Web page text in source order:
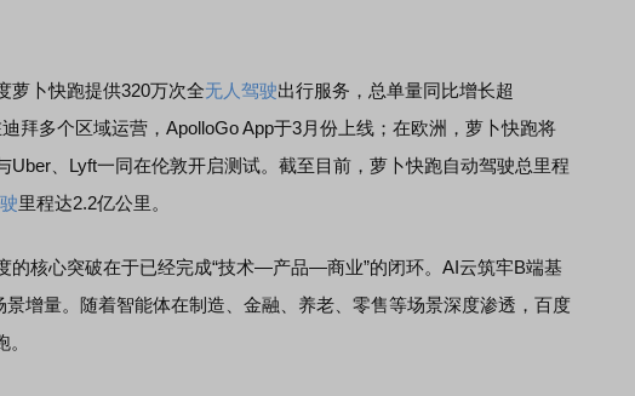
卜快跑提供320万次全无人驾驶出行服务，总单量同比增长超
拜多个区域运营，ApolloGo App于3月份上线；在欧洲，萝卜快跑将
Uber、Lyft一同在伦敦开启测试。截至目前，萝卜快跑自动驾驶总里程
里程达2.2亿公里。
核心突破在于已经完成“技术—产品—商业”的闭环。AI云筑牢B端基
增量。随着智能体在制造、金融、养老、零售等场景深度渗透，百度